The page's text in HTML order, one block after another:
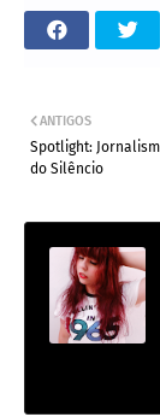
ANTIGOS
Spotlight:
do Silêncio